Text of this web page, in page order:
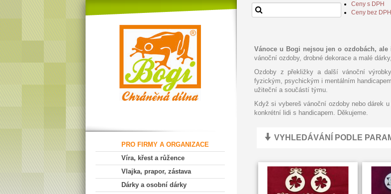
PRO FIRMY A ORGANIZACE
Víra, křest a růžence
Vlajka, prapor, zástava
Dárky a osobní dárky
Ceny s DPH
Ceny bez DPH
Vánoce u Bogi nejsou jen o ozdobách,
vánoční ozdoby, drobné dekorace a malé
Ozdoby z překližky a další vánoční
fyzickým, psychickým i mentálním
užiteční a součástí týmu.
Když si vybereš vánoční ozdoby nebo dárek
konkrétní lidi s handicapem. Děkujeme.
VYHLEDÁVÁNÍ PODLE